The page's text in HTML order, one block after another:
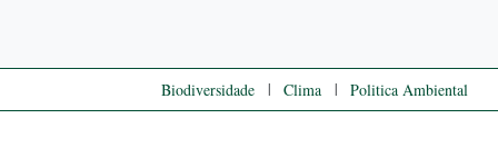
Biodiversidade | Clima | Politica Ambiental